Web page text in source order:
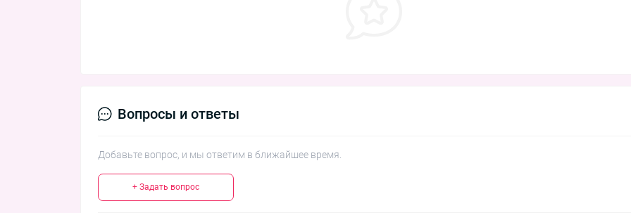
Вопросы и ответы
Добавьте вопрос, и мы ответим в ближайшее время.
+ Задать вопрос